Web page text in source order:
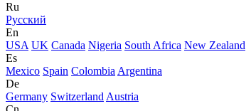
Ru
Русский
En
USA UK Canada Nigeria South Africa New Zealand
Es
Mexico Spain Colombia Argentina
De
Germany Switzerland Austria